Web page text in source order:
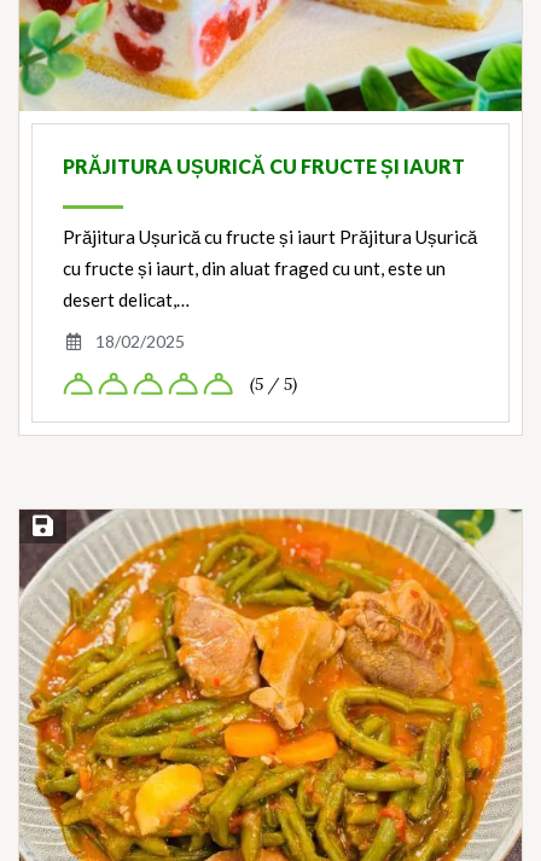
PRĂJITURA UȘURICĂ CU FRUCTE ȘI IAURT
Prăjitura Ușurică cu fructe și iaurt Prăjitura Ușurică
cu fructe și iaurt, din aluat fraged cu unt, este un
desert delicat,…
18/02/2025
(5 / 5)
Save Recipe